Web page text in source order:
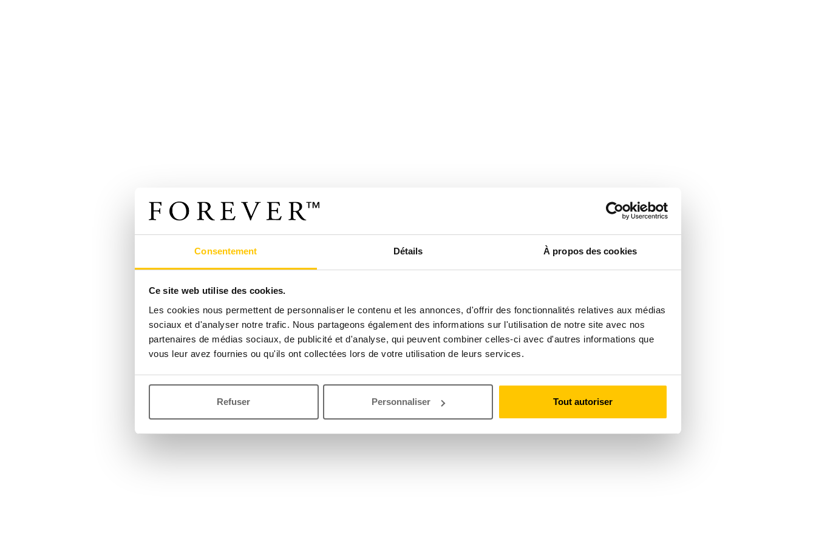
Consentement Détails À propos des cookies
Ce site web utilise des cookies.
Les cookies nous permettent de personnaliser le contenu et les annonces, d'offrir des fonctionnalités relatives aux médias
sociaux et d'analyser notre trafic. Nous partageons également des informations sur l'utilisation de notre site avec nos
partenaires de médias sociaux, de publicité et d'analyse, qui peuvent combiner celles-ci avec d'autres informations que
vous leur avez fournies ou qu'ils ont collectées lors de votre utilisation de leurs services.
Refuser Personnaliser Tout autoriser